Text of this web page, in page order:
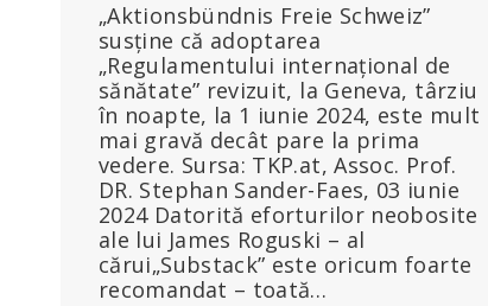
„Aktionsbündnis Freie Schweiz”
susține că adoptarea
„Regulamentului internațional de
sănătate” revizuit, la Geneva, târziu
în noapte, la 1 iunie 2024, este mult
mai gravă decât pare la prima
vedere. Sursa: TKP.at, Assoc. Prof.
DR. Stephan Sander-Faes, 03 iunie
2024 Datorită eforturilor neobosite
ale lui James Roguski – al
cărui„Substack” este oricum foarte
recomandat – toată…